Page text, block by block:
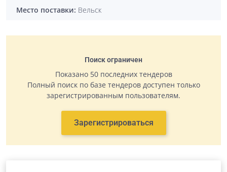
Место поставки: Вельск
Поиск ограничен
Показано 50 последних тендеров
Полный поиск по базе тендеров доступен только
зарегистрированным пользователям.
Зарегистрироваться